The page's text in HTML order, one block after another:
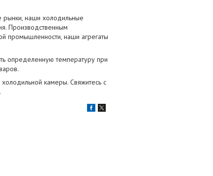
рынки, наши холодильные
Производственным
промышленности, наши агрегаты
определенную температуру при
камеры. Свяжитесь с